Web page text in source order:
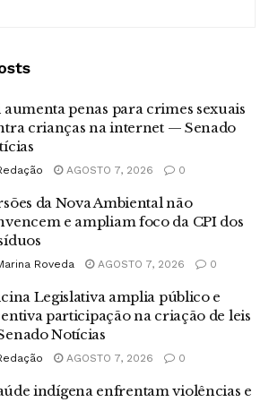
aumenta penas para crimes sexuais
crianças na internet — Senado
AGOSTO 7, 2026 0
da Nova Ambiental não
e ampliam foco da CPI dos
Roveda AGOSTO 7, 2026 0
Legislativa amplia público e
participação na criação de leis
Notícias
AGOSTO 7, 2026 0
indígena enfrentam violências e